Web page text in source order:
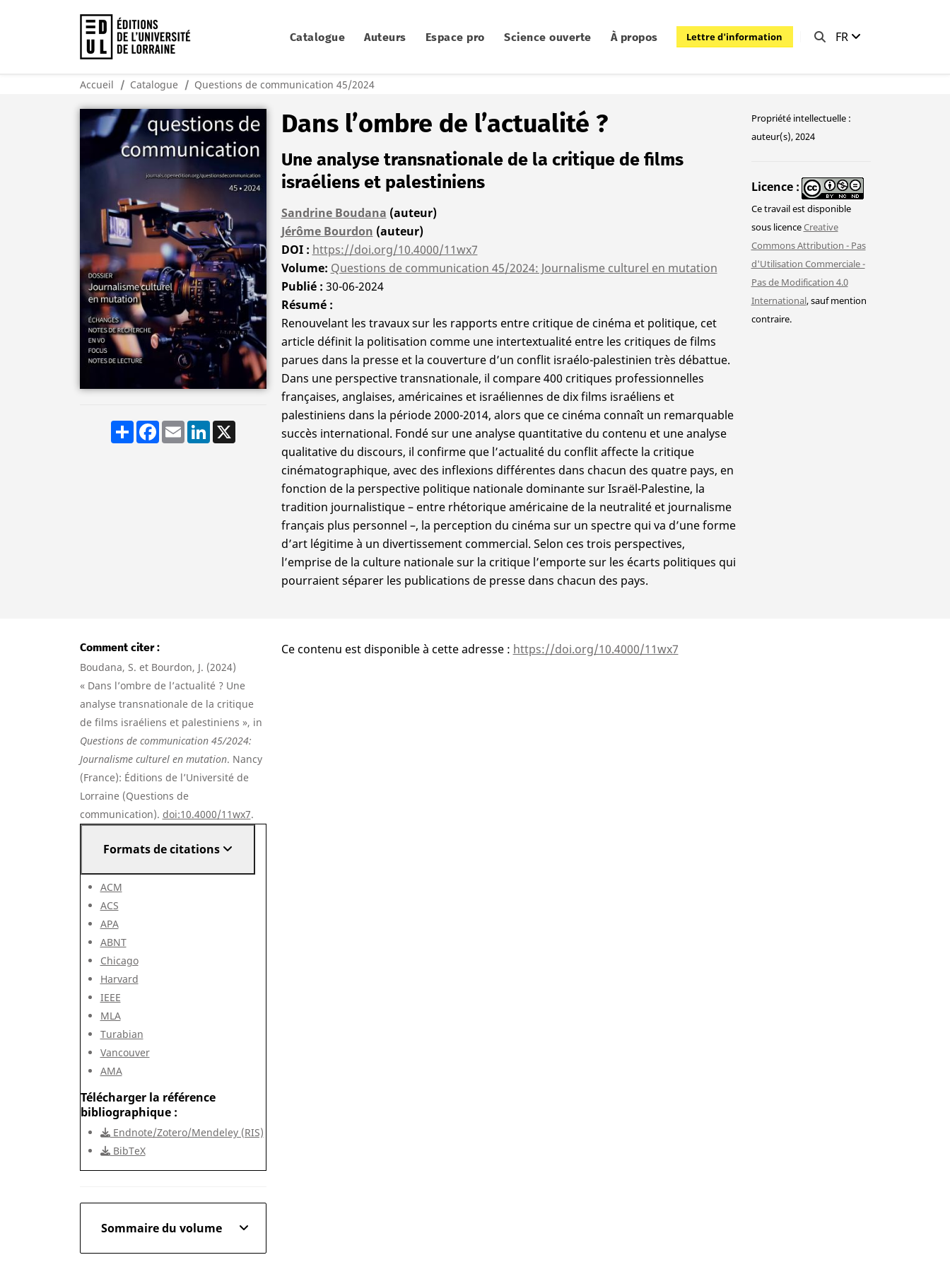
Catalogue Auteurs Espace pro Science ouverte À propos Lettre d'information FR
Accueil Catalogue Questions de communication 45/2024
ShareFacebook
EmailLinkedIn
X
Dans l’ombre de l’actualité ?
Une analyse transnationale de la critique de films
israéliens et palestiniens
Sandrine Boudana (auteur)
Jérôme Bourdon (auteur)
DOI
https://doi.org/10.4000/11wx7
Volume Questions de communication 45/2024: Journalisme culturel en mutation
Publié 30-06-2024
Résumé
Renouvelant les travaux sur les rapports entre critique de cinéma et politique, cet
article définit la politisation comme une intertextualité entre les critiques de films
parues dans la presse et la couverture d’un conflit israélo-palestinien très débattue.
Dans une perspective transnationale, il compare 400 critiques professionnelles
françaises, anglaises, américaines et israéliennes de dix films israéliens et
palestiniens dans la période 2000-2014, alors que ce cinéma connaît un remarquable
succès international. Fondé sur une analyse quantitative du contenu et une analyse
qualitative du discours, il confirme que l’actualité du conflit affecte la critique
cinématographique, avec des inflexions différentes dans chacun des quatre pays, en
fonction de la perspective politique nationale dominante sur Israël-Palestine, la
tradition journalistique – entre rhétorique américaine de la neutralité et journalisme
français plus personnel –, la perception du cinéma sur un spectre qui va d’une forme
d’art légitime à un divertissement commercial. Selon ces trois perspectives,
l’emprise de la culture nationale sur la critique l’emporte sur les écarts politiques qui
pourraient séparer les publications de presse dans chacun des pays.
Propriété intellectuelle :
auteur(s), 2024
Licence
Ce travail est disponible
sous licenceCreative
Commons Attribution - Pas
d'Utilisation Commerciale -
Pas de Modification 4.0
International, sauf mention
contraire.
Comment citer
Boudana, S. et Bourdon, J. (2024)
« Dans l’ombre de l’actualité ? Une
analyse transnationale de la critique
de films israéliens et palestiniens », in
Questions de communication 45/2024:
Journalisme culturel en mutation. Nancy
(France): Éditions de l’Université de
Lorraine (Questions de
communication). doi:10.4000/11wx7.
Formats de citations
ACM
ACS
APA
ABNT
Chicago
Harvard
IEEE
MLA
Turabian
Vancouver
AMA
Télécharger la référence
bibliographique
Endnote/Zotero/Mendeley (RIS)
BibTeX
Sommaire du volume
Ce contenu est disponible à cette adresse : https://doi.org/10.4000/11wx7